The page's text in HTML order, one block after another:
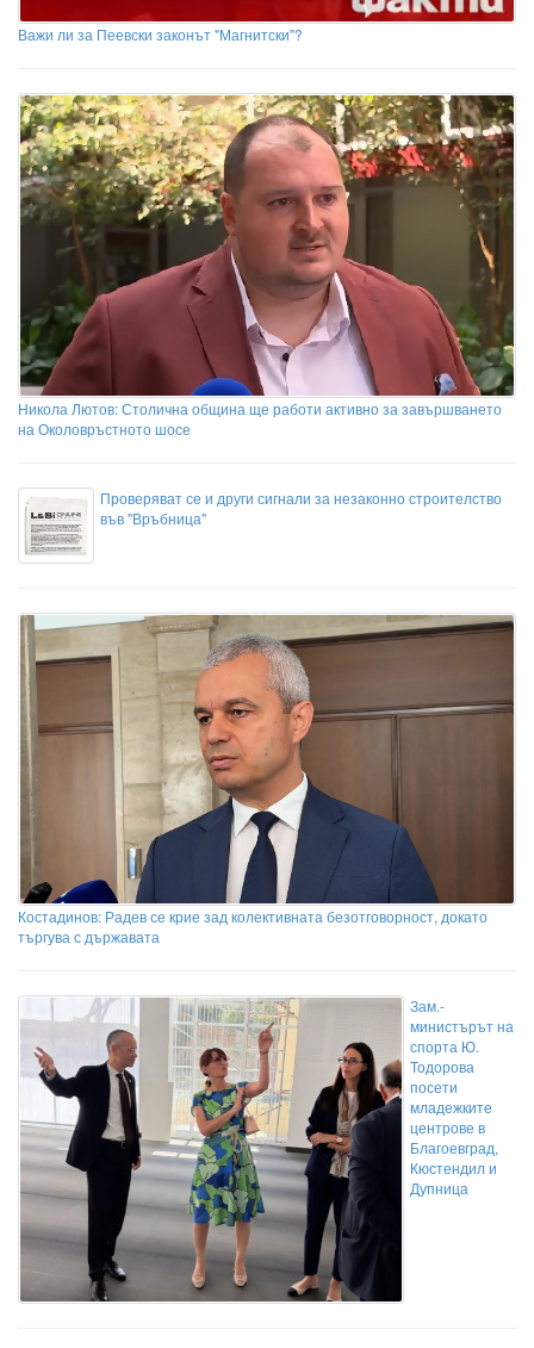
Важи ли за Пеевски законът "Магнитски"?
Никола Лютов: Столична община ще работи активно за завършването
на Околовръстното шосе
Проверяват се и други сигнали за незаконно строителство
във "Връбница"
Костадинов: Радев се крие зад колективната безотговорност, докато
търгува с държавата
Зам.-
министърът на
спорта Ю.
Тодорова
посети
младежките
центрове в
Благоевград,
Кюстендил и
Дупница